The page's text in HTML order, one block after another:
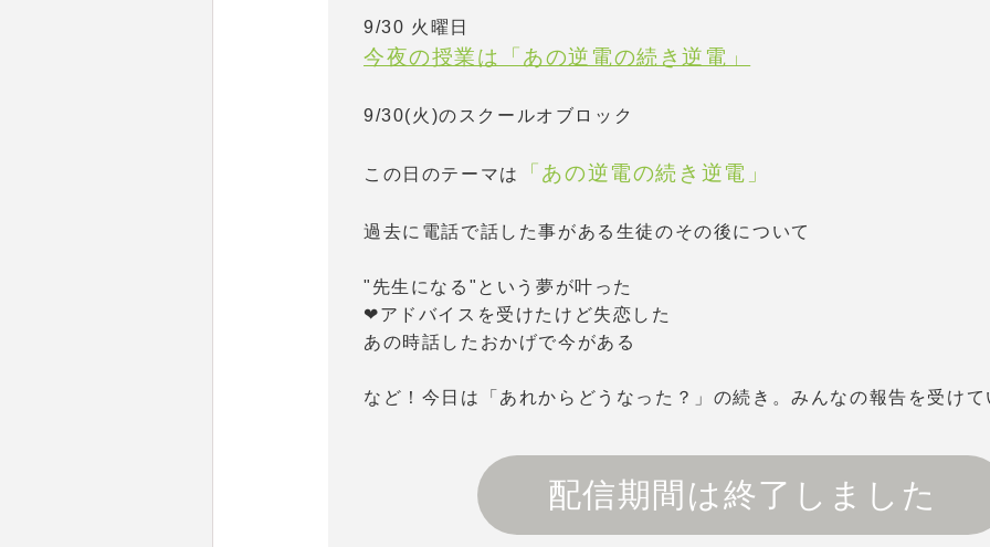
9/30 火曜日
今夜の授業は「あの逆電の続き逆電」
9/30(火)のスクールオブロック
この日のテーマは 「あの逆電の続き逆電」
過去に電話で話した事がある生徒のその後について
"先生になる"という夢が叶った
❤アドバイスを受けたけど失恋した
あの時話したおかげで今がある
など！今日は「あれからどうなった？」の続き。みんなの報告を受け
配信期間は終了しました